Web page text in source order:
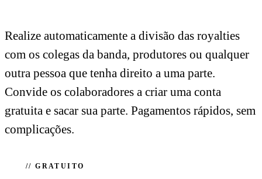
Realize automaticamente a divisão das royalties
com os colegas da banda, produtores ou qualquer
outra pessoa que tenha direito a uma parte.
Convide os colaboradores a criar uma conta
gratuita e sacar sua parte. Pagamentos rápidos, sem
complicações.
// GRATUITO